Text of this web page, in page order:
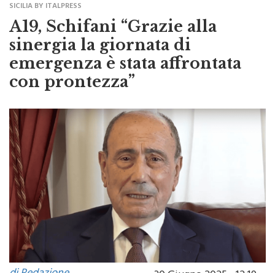
A19, Schifani “Grazie alla
sinergia la giornata di
emergenza è stata affrontata
con prontezza”
di Redazione
30 Giugno 2025 - 12:19